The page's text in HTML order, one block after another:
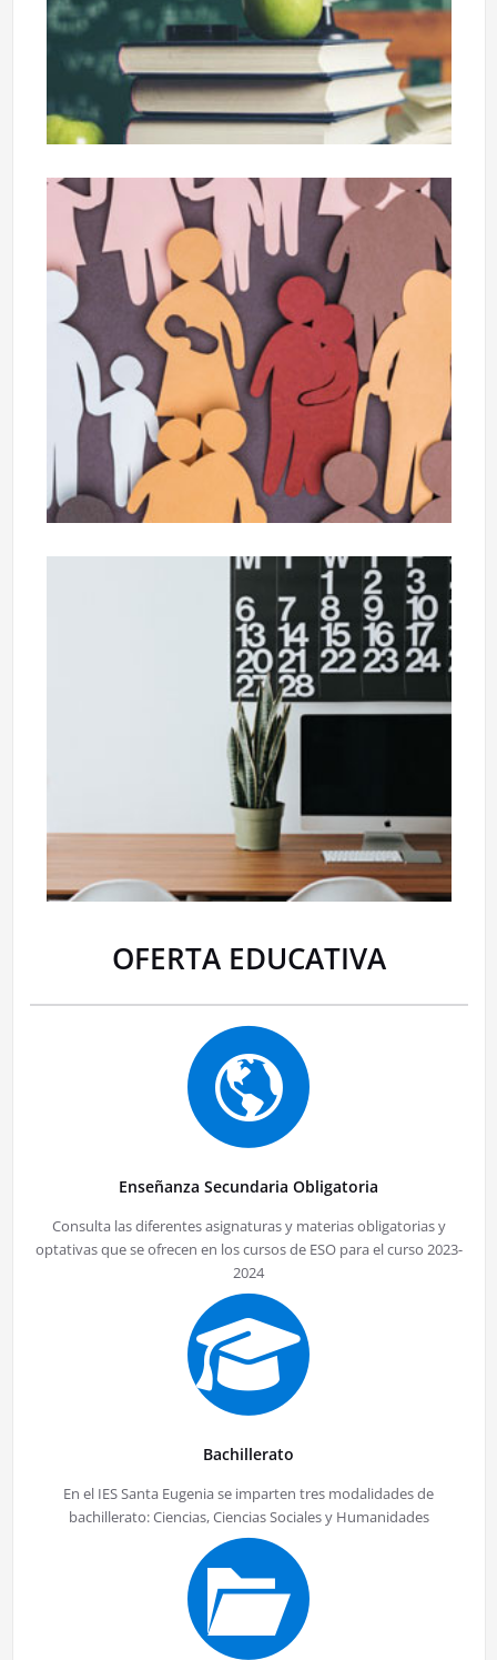
OFERTA EDUCATIVA
Enseñanza Secundaria Obligatoria
Consulta las diferentes asignaturas y materias obligatorias y
optativas que se ofrecen en los cursos de ESO para el curso 2023-
2024
Bachillerato
En el IES Santa Eugenia se imparten tres modalidades de
bachillerato: Ciencias, Ciencias Sociales y Humanidades